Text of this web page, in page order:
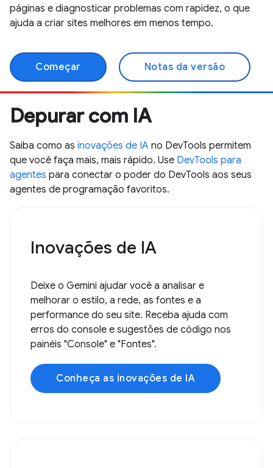
páginas e diagnosticar problemas com rapidez, o que
ajuda a criar sites melhores em menos tempo.
Começar Notas da versão
Depurar com IA
Saiba como as inovações de IA no DevTools permitem
que você faça mais, mais rápido. Use DevTools para
agentes para conectar o poder do DevTools aos seus
agentes de programação favoritos.
Inovações de IA
Deixe o Gemini ajudar você a analisar e
melhorar o estilo, a rede, as fontes e a
performance do seu site. Receba ajuda com
erros do console e sugestões de código nos
painéis "Console" e "Fontes".
Conheça as inovações de IA